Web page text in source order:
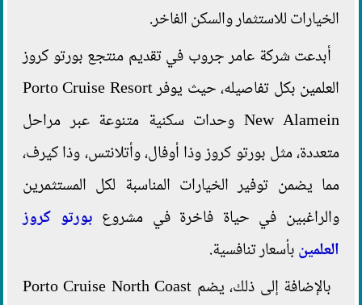
الخيارات للاستثمار والسكن الفاخر.
أبدعت شركة عامر جروب في تقديم منتجع بورتو كروز
العلمين بكل تفاصيله، حيث يوفر Porto Cruise Resort
New Alamein وحدات سكنية متنوعة عبر مراحل
متعددة، مثل بورتو كروز وذا أوفال، وأتلانتس، وذا كيرف،
مما يضمن توفير الخيارات المناسبة لكل المستثمرين
والراغبين في حياة فاخرة في مشروع بورتو كروز
العلمينبأسعار تنافسية.
بالإضافة إلى ذلك، يضم Porto Cruise North Coast